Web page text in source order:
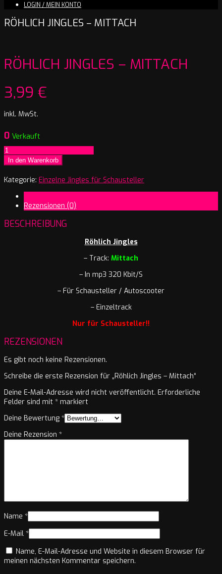
LOGIN / MEIN KONTO
RÖHLICH JINGLES – MITTACH
RÖHLICH JINGLES – MITTACH
3,99 €
inkl. MwSt.
0 Verkauft
Röhlich
Jingles
-
Mittach
In den Warenkorb
Kategorie: Einzelne Jingles für Schausteller
Rezensionen (0)
BESCHREIBUNG
Röhlich Jingles
– Track: Mittach
– In mp3 320 Kbit/S
– Für Schausteller / Autoscooter
– Einzeltrack
Nur für Schausteller!!
REZENSIONEN
Es gibt noch keine Rezensionen.
Schreibe die erste Rezension für „Röhlich Jingles – Mittach“
Deine E-Mail-Adresse wird nicht veröffentlicht. Erforderliche
Felder sind mit * markiert
Deine Bewertung *
Deine Rezension *
Name *
E-Mail *
Name, E-Mail-Adresse und Website in diesem Browser für
meinen nächsten Kommentar speichern.